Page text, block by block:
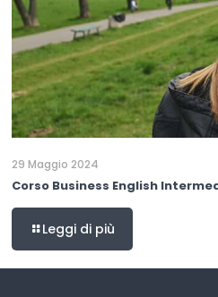
29 Maggio 2024
Corso Business English
Leggi di più